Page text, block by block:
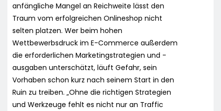
anfängliche Mangel an Reichweite lässt den
Traum vom erfolgreichen Onlineshop nicht
selten platzen. Wer beim hohen
Wettbewerbsdruck im E-Commerce außerdem
die erforderlichen Marketingstrategien und -
ausgaben unterschätzt, läuft Gefahr, sein
Vorhaben schon kurz nach seinem Start in den
Ruin zu treiben. „Ohne die richtigen Strategien
und Werkzeuge fehlt es nicht nur an Traffic